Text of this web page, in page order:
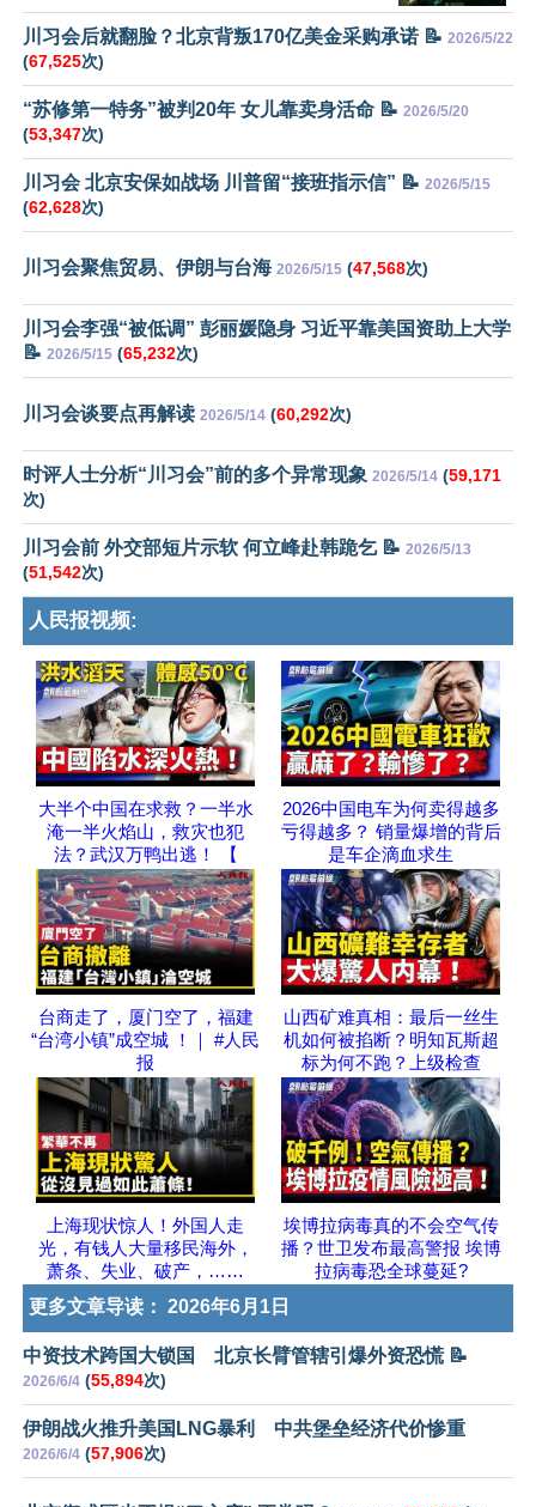
川习会后就翻脸？北京背叛170亿美金采购承诺 📝 2026/5/22
(67,525次)
“苏修第一特务”被判20年 女儿靠卖身活命 📝 2026/5/20
(53,347次)
川习会 北京安保如战场 川普留“接班指示信” 📝 2026/5/15
(62,628次)
川习会聚焦贸易、伊朗与台海 2026/5/15 (47,568次)
川习会李强“被低调” 彭丽媛隐身 习近平靠美国资助上大学
📝 2026/5/15 (65,232次)
川习会谈要点再解读 2026/5/14 (60,292次)
时评人士分析“川习会”前的多个异常现象 2026/5/14 (59,171
次)
川习会前 外交部短片示软 何立峰赴韩跪乞 📝 2026/5/13
(51,542次)
人民报视频:
大半个中国在求救？一半水
淹一半火焰山，救灾也犯
法？武汉万鸭出逃！ 【
2026中国电车为何卖得越多
亏得越多？ 销量爆增的背后
是车企滴血求生
台商走了，厦门空了，福建
“台湾小镇”成空城 ！｜ #人民
报
山西矿难真相：最后一丝生
机如何被掐断？明知瓦斯超
标为何不跑？上级检查
上海现状惊人！外国人走
光，有钱人大量移民海外，
萧条、失业、破产，……
埃博拉病毒真的不会空气传
播？世卫发布最高警报 埃博
拉病毒恐全球蔓延?
更多文章导读： 2026年6月1日
中资技术跨国大锁国 北京长臂管辖引爆外资恐慌 📝
2026/6/4 (55,894次)
伊朗战火推升美国LNG暴利 中共堡垒经济代价惨重
2026/6/4 (57,906次)